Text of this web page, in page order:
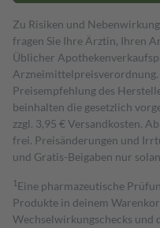
Zu Risiken und
fragen Sie Ihre Ärztin, Ihren
Üblicher
Preisempfehlung des
beinhalten die gesetzlich
zzgl. 3,95 € Versandkosten.
frei. Preisänderungen und
und Gratis-Beigaben nur
1 Eine pharmazeutische
Produkte in deinem
Wechselwirkungschecks und